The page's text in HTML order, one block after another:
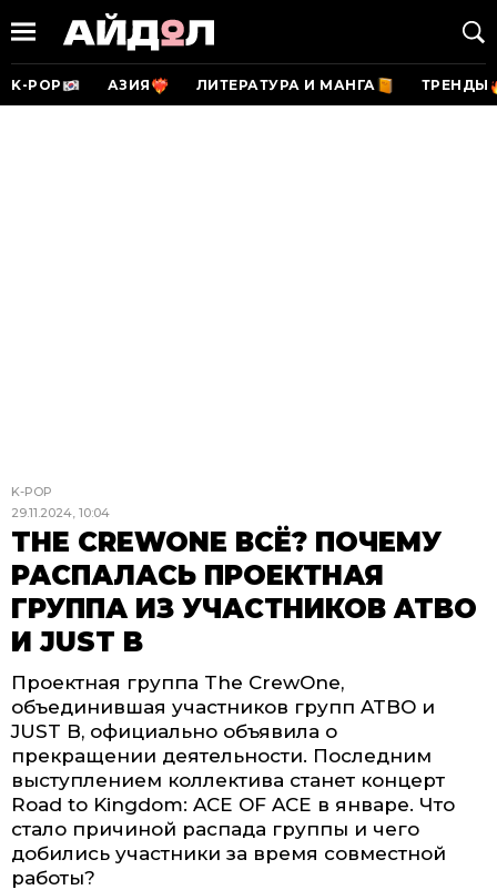
K-POP АЗИЯ ЛИТЕРАТУРА И МАНГА ТРЕНДЫ
K-POP
29.11.2024, 10:04
THE CREWONE ВСЁ? ПОЧЕМУ
РАСПАЛАСЬ ПРОЕКТНАЯ
ГРУППА ИЗ УЧАСТНИКОВ ATBO
И JUST B
Проектная группа The CrewOne,
объединившая участников групп ATBO и
JUST B, официально объявила о
прекращении деятельности. Последним
выступлением коллектива станет концерт
Road to Kingdom: ACE OF ACE в январе. Что
стало причиной распада группы и чего
добились участники за время совместной
работы?